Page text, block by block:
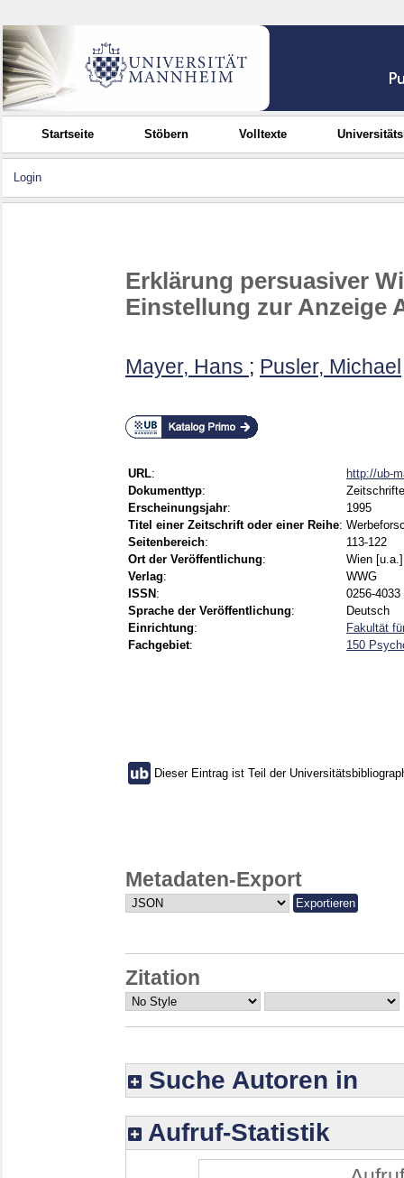
Startseite Stöbern Volltexte
Login
Erklärung persuasiver
Einstellung zur Anzeige
Mayer, Hans ; Pusler, Michael
URL:
http://ub-
Dokumenttyp:
Erscheinungsjahr:
1995
Titel einer Zeitschrift oder einer Reihe:
Seitenbereich:
113-122
Ort der Veröffentlichung:
Wien [u.a.]
Verlag:
WWG
ISSN :
0256-4033
Sprache der Veröffentlichung:
Deutsch
Einrichtung:
Fakultät
Fachgebiet: 150
Dieser Eintrag ist Teil der
Metadaten-Export
Zitation
Suche Autoren in
Aufruf-Statistik